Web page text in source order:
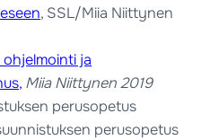
, SSL/Miia Niittynen
ja
Miia Niittynen 2019
perusopetus
perusopetus